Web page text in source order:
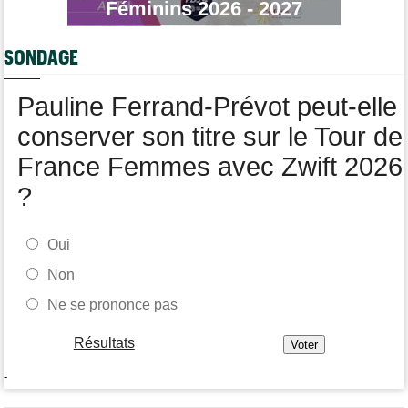
Isaac Del Toro a prolongé avec UAE Team Emirates-XRG
jusqu'en 2031
Tour de France Femmes
08:25
Média
Les vidéos cyclisme sont sur Dailymotion : Cyclism'Actu TV
Féminins 2026 - 2027
SONDAGE
Pauline Ferrand-Prévot peut-elle
conserver son titre sur le Tour de
France Femmes avec Zwift 2026
?
Oui
Non
Ne se prononce pas
Résultats
-